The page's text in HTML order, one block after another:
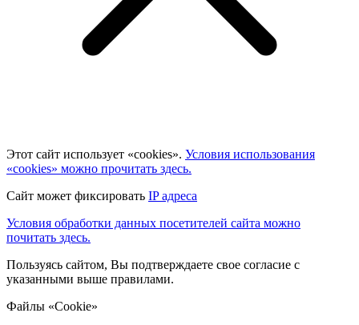
Этот сайт использует «cookies». Условия использования
«cookies» можно прочитать здесь.
Сайт может фиксировать IP адреса
Условия обработки данных посетителей сайта можно
почитать здесь.
Пользуясь сайтом, Вы подтверждаете свое согласие с
указанными выше правилами.
Файлы «Cookie»